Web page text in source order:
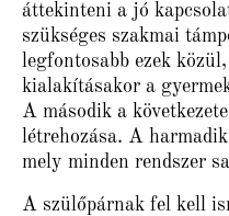
áttekinteni a jó
szükséges szakmai
legfontosabb ezek
kialakításakor a
A második a
létrehozása. A
mely minden rendszer
A szülőpárnak fel kell